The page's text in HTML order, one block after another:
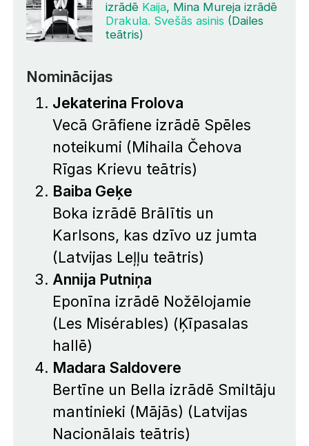
izrādē Kaija, Mina Mureja izrādē
Drakula. Svešās asinis(Dailes
teātris)
Nominācijas
Jekaterina Frolova
Vecā Grāfiene izrādē Spēles
noteikumi (Mihaila Čehova
Rīgas Krievu teātris)
Baiba Geķe
Boka izrādē Brālītis un
Karlsons, kas dzīvo uz jumta
(Latvijas Leļļu teātris)
Annija Putniņa
Eponīna izrādē Nožēlojamie
(Les Misérables) (Ķīpasalas
hallē)
Madara Saldovere
Bertīne un Bella izrādē Smiltāju
mantinieki (Mājās) (Latvijas
Nacionālais teātris)